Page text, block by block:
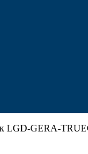
LGD-GERA-